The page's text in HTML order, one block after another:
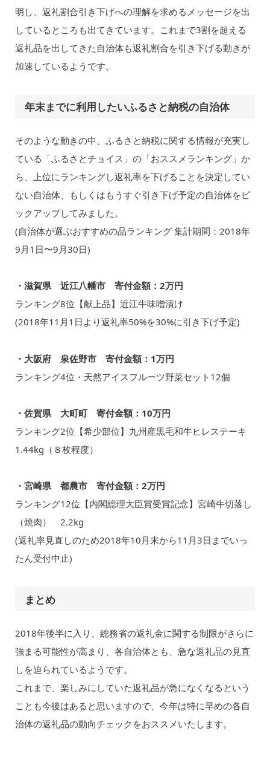
明し、返礼割合引き下げへの理解を求めるメッセージを出
しているところも出てきています。これまで3割を超える
返礼品を出してきた自治体も返礼割合を引き下げる動きが
加速しているようです。
年末までに利用したいふるさと納税の自治体
そのような動きの中、ふるさと納税に関する情報が充実し
ている「ふるさとチョイス」の「おススメランキング」か
ら、上位にランキングし返礼率を下げることを決定してい
ない自治体、もしくはもうすぐ引き下げ予定の自治体をピ
ックアップしてみました。
(自治体が選ぶおすすめの品ランキング 集計期間：2018年
9月1日〜9月30日)
・滋賀県 近江八幡市 寄付金額：2万円
ランキング8位【献上品】近江牛味噌漬け
(2018年11月1日より返礼率50%を30%に引き下げ予定)
・大阪府 泉佐野市 寄付金額：1万円
ランキング4位・天然アイスフルーツ野菜セット12個
・佐賀県 大町町 寄付金額：10万円
ランキング2位【希少部位】九州産黒毛和牛ヒレステーキ
1.44kg（８枚程度）
・宮崎県 都農市 寄付金額：2万円
ランキング12位【内閣総理大臣賞受賞記念】宮崎牛切落し
（焼肉） 2.2kg
(返礼率見直しのため2018年10月末から11月3日までいっ
たん受付中止)
まとめ
2018年後半に入り、総務省の返礼金に関する制限がさらに
強まる可能性が高まり、各自治体とも、急な返礼品の見直
しを迫られているようです。
これまで、楽しみにしていた返礼品が急になくなるという
ことも今後はあると思いますので、今年は特に早めの各自
治体の返礼品の動向チェックをおススメいたします。